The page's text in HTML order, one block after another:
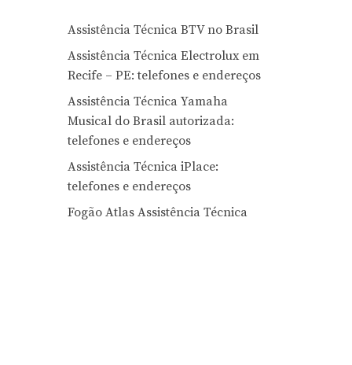
Assistência Técnica BTV no Brasil
Assistência Técnica Electrolux em
Recife – PE: telefones e endereços
Assistência Técnica Yamaha
Musical do Brasil autorizada:
telefones e endereços
Assistência Técnica iPlace:
telefones e endereços
Fogão Atlas Assistência Técnica